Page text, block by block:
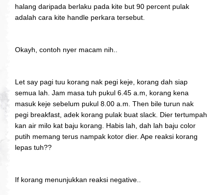
halang daripada berlaku pada kite but 90 percent pulak
adalah cara kite handle perkara tersebut.
Okayh, contoh nyer macam nih..
Let say pagi tuu korang nak pegi keje, korang dah siap
semua lah. Jam masa tuh pukul 6.45 a.m, korang kena
masuk keje sebelum pukul 8.00 a.m. Then bile turun nak
pegi breakfast, adek korang pulak buat slack. Dier tertumpah
kan air milo kat baju korang. Habis lah, dah lah baju color
putih memang terus nampak kotor dier. Ape reaksi korang
lepas tuh??
If korang menunjukkan reaksi negative..